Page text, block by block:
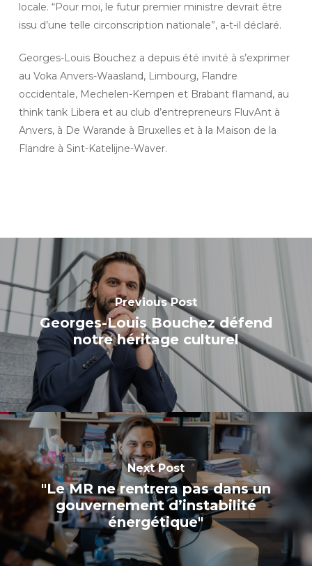
locale. “Pour moi, le futur premier ministre devrait être
issu d’une telle circonscription nationale”, a-t-il déclaré.
Georges-Louis Bouchez a depuis été invité à s’exprimer
au Voka Anvers-Waasland, Limbourg, Flandre
occidentale, Mechelen-Kempen et Brabant flamand, au
think tank Libera et au club d’entrepreneurs FluvAnt à
Anvers, à De Warande à Bruxelles et à la Maison de la
Flandre à Sint-Katelijne-Waver.
Previous Post
Georges-Louis Bouchez défend
notre héritage culturel
Next Post
"Le MR ne rentrera pas dans un
gouvernement d’instabilité
énergétique"